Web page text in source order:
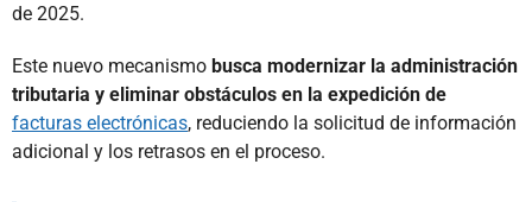
de 2025.
Este nuevo mecanismo busca modernizar la administración
tributaria y eliminar obstáculos en la expedición de
facturas electrónicas, reduciendo la solicitud de información
adicional y los retrasos en el proceso.